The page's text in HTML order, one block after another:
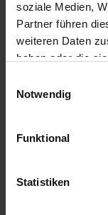
soziale Medien,
Partner führen
weiteren Daten
haben oder die
Notwendig
Funktional
Statistiken